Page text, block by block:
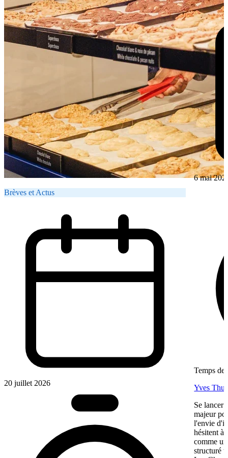
Brèves et Actus
20 juillet 2026
6 mai
Temps de
Yves
Se lancer
majeur
l'envie
hésitent à
comme
structuré